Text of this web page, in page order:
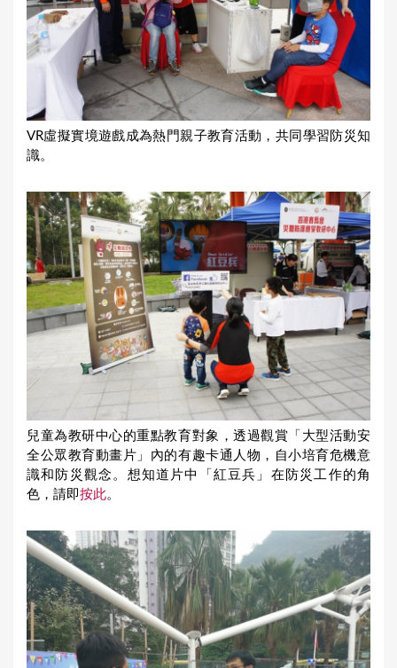
VR虛擬實境遊戲成為熱門親子教育活動，共同學習防災知
識。
兒童為教研中心的重點教育對象，透過觀賞「大型活動安
全公眾教育動畫片」內的有趣卡通人物，自小培育危機意
識和防災觀念。想知道片中「紅豆兵」在防災工作的角
色，請即按此。